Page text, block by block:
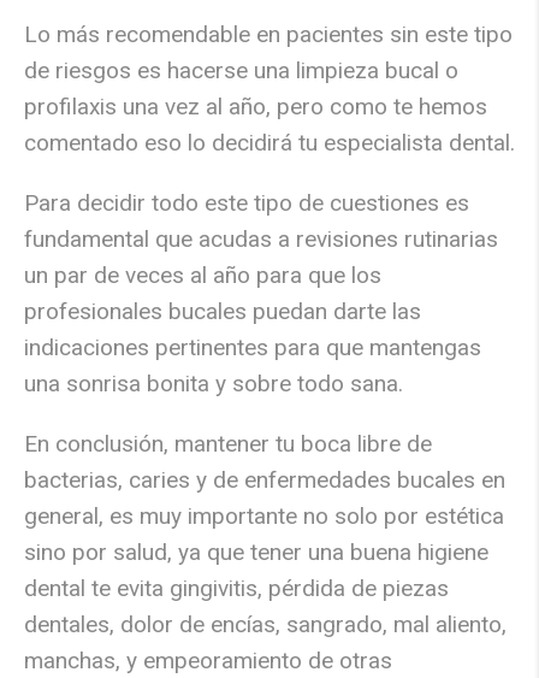
Lo más recomendable en pacientes sin este tipo
de riesgos es hacerse una limpieza bucal o
profilaxis una vez al año, pero como te hemos
comentado eso lo decidirá tu especialista dental.
Para decidir todo este tipo de cuestiones es
fundamental que acudas a revisiones rutinarias
un par de veces al año para que los
profesionales bucales puedan darte las
indicaciones pertinentes para que mantengas
una sonrisa bonita y sobre todo sana.
En conclusión, mantener tu boca libre de
bacterias, caries y de enfermedades bucales en
general, es muy importante no solo por estética
sino por salud, ya que tener una buena higiene
dental te evita gingivitis, pérdida de piezas
dentales, dolor de encías, sangrado, mal aliento,
manchas, y empeoramiento de otras